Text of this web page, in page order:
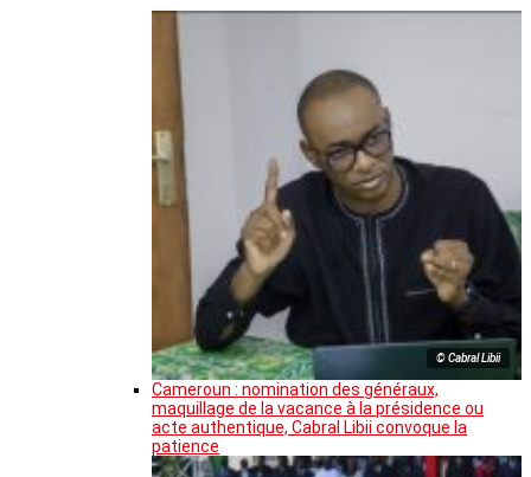
© Cabral Libii
Cameroun : nomination des généraux,
maquillage de la vacance à la présidence ou
acte authentique, Cabral Libii convoque la
patience